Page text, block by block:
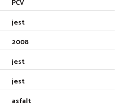
PCV
jest
2008
jest
jest
asfalt